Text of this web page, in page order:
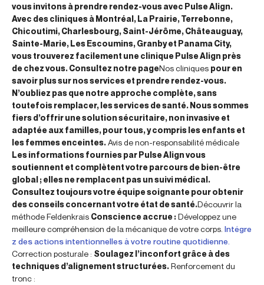
vous invitons à prendre rendez-vous avec Pulse Align.
Avec des cliniques à Montréal, La Prairie, Terrebonne,
Chicoutimi, Charlesbourg, Saint-Jérôme, Châteauguay,
Sainte-Marie, Les Escoumins, Granby et Panama City,
vous trouverez facilement une clinique Pulse Align près
de chez vous. Consultez notre pageNos cliniques pour en
savoir plus sur nos services et prendre rendez-vous.
N’oubliez pas que notre approche complète, sans
toutefois remplacer, les services de santé. Nous sommes
fiers d’offrir une solution sécuritaire, non invasive et
adaptée aux familles, pour tous, y compris les enfants et
les femmes enceintes.Avis de non-responsabilité médicale
Les informations fournies par Pulse Align vous
soutiennent et complètent votre parcours de bien-être
global ; elles ne remplacent pas un suivi médical.
Consultez toujours votre équipe soignante pour obtenir
des conseils concernant votre état de santé.Découvrir la
méthode Feldenkrais Conscience accrue :Développez une
meilleure compréhension de la mécanique de votre corps. Intégre
z des actions intentionnelles à votre routine quotidienne.
Correction posturale : Soulagez l’inconfort grâce à des
techniques d’alignement structurées.Renforcement du
tronc :